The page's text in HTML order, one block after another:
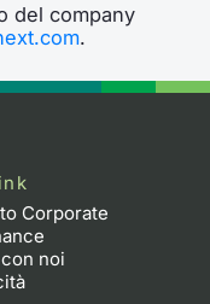
del company
.
Corporate
noi